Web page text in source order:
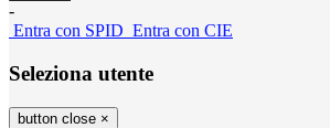
-
Entra con SPID Entra con CIE
Seleziona utente
button close ×